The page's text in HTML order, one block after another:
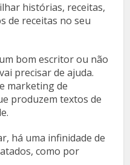
histórias, receitas,
de receitas no seu
bom escritor ou não
precisar de ajuda.
marketing de
produzem textos de
há uma infinidade de
como por